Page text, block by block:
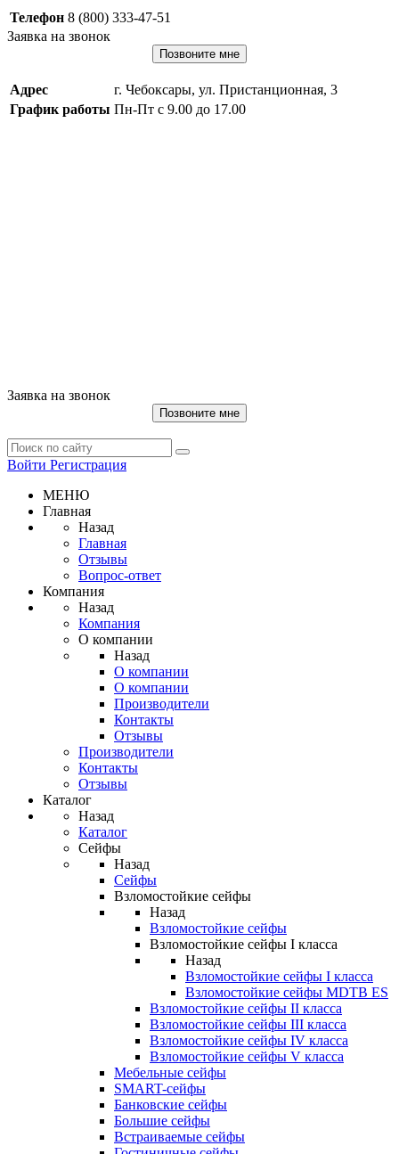
Телефон 8 (800) 333-47-51
Заявка на звонок
Позвоните мне
Адрес
г. Чебоксары, ул. Пристанционная, 3
График работы Пн-Пт с 9.00 до 17.00
Заявка на звонок
Позвоните мне
Войти Регистрация
МЕНЮ
Главная
Назад
Главная
Отзывы
Вопрос-ответ
Компания
Назад
Компания
О компании
Назад
О компании
О компании
Производители
Контакты
Отзывы
Производители
Контакты
Отзывы
Каталог
Назад
Каталог
Сейфы
Назад
Сейфы
Взломостойкие сейфы
Назад
Взломостойкие сейфы
Взломостойкие сейфы I класса
Назад
Взломостойкие сейфы I класса
Взломостойкие сейфы MDTB ES
Взломостойкие сейфы II класса
Взломостойкие сейфы III класса
Взломостойкие сейфы IV класса
Взломостойкие сейфы V класса
Мебельные сейфы
SMART-сейфы
Банковские сейфы
Большие сейфы
Встраиваемые сейфы